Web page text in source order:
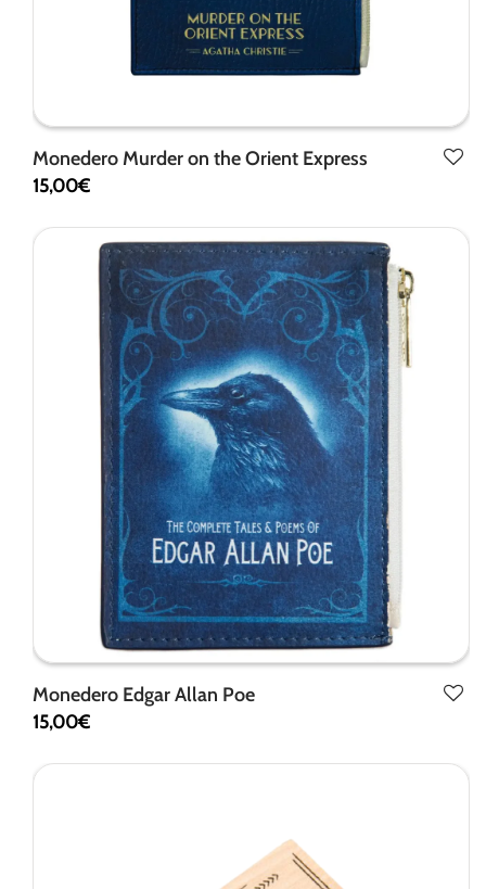
Monedero Murder on the Orient Express
15,00€
Monedero Edgar Allan Poe
15,00€
ver contenido y
ofertas
personalizados.